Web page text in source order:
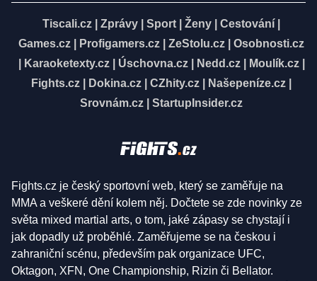
Tiscali.cz Zprávy Sport Ženy Cestování
Games.cz
Profigamers.cz ZeStolu.cz
Osobnosti.cz
Karaoketexty.cz| Úschovna.cz| Nedd.cz| Moulík.cz|
Fights.cz
Dokina.cz CZhity.cz Našepeníze.cz
Srovnám.cz
StartupInsider.cz
Fights.cz je český sportovní web, který se zaměřuje na
MMA a veškeré dění kolem něj. Dočtete se zde novinky ze
světa mixed martial arts, o tom, jaké zápasy se chystají i
jak dopadly už proběhlé. Zaměřujeme se na českou i
zahraniční scénu, především pak organizace UFC,
Oktagon, XFN, One Championship, Rizin či Bellator.